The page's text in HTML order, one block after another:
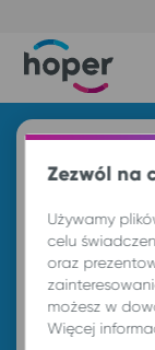
DO
cz. 6 sie.
Zezwól na
Używamy
celu
oraz
możesz w
Więcej